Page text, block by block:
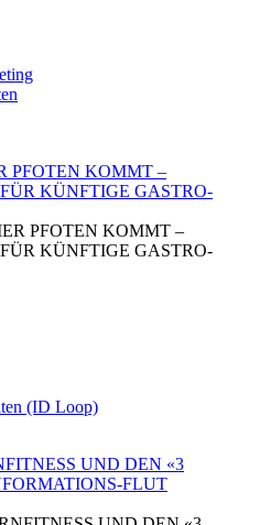
PFOTEN KOMMT –
KÜNFTIGE GASTRO-
(ID Loop)
UND DEN «3
FLUT